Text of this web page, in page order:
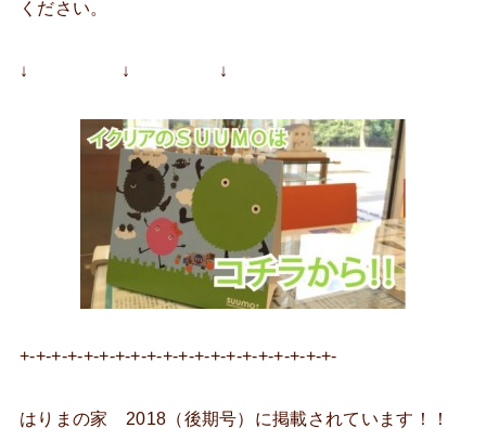
ください。
↓ ↓ ↓
+-+-+-+-+-+-+-+-+-+-+-+-+-+-+-+-+-+-+-+-
はりまの家 2018（後期号）に掲載されています！！